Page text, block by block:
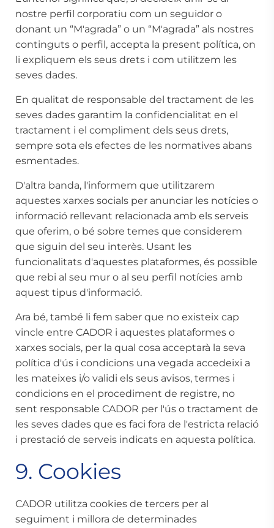
nostre perfil corporatiu com un seguidor o
donant un “M'agrada” o un “M'agrada” als nostres
continguts o perfil, accepta la present política, on
li expliquem els seus drets i com utilitzem les
seves dades.
En qualitat de responsable del tractament de les
seves dades garantim la confidencialitat en el
tractament i el compliment dels seus drets,
sempre sota els efectes de les normatives abans
esmentades.
D'altra banda, l'informem que utilitzarem
aquestes xarxes socials per anunciar les notícies o
informació rellevant relacionada amb els serveis
que oferim, o bé sobre temes que considerem
que siguin del seu interès. Usant les
funcionalitats d'aquestes plataformes, és possible
que rebi al seu mur o al seu perfil notícies amb
aquest tipus d'informació.
Ara bé, també li fem saber que no existeix cap
vincle entre CADOR i aquestes plataformes o
xarxes socials, per la qual cosa acceptarà la seva
política d'ús i condicions una vegada accedeixi a
les mateixes i/o validi els seus avisos, termes i
condicions en el procediment de registre, no
sent responsable CADOR per l'ús o tractament de
les seves dades que es faci fora de l'estricta relació
i prestació de serveis indicats en aquesta política.
9. Cookies
CADOR utilitza cookies de tercers per al
seguiment i millora de determinades